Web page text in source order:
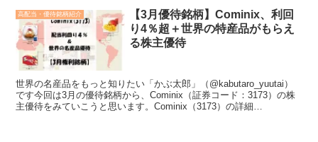
高配当・優待銘柄紹介
【3月優待銘柄】Cominix、利回
り4％超＋世界の特産品がもらえ
る株主優待
世界の名産品をもっと知りたい「かぶ太郎」（@kabutaro_yuutai）
です今回は3月の優待銘柄から、Cominix（証券コード：3173）の株
主優待をみていこうと思います。Cominix（3173）の詳細